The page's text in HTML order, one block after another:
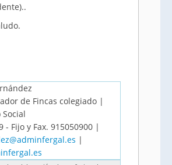
de Fincas colegiado |
- Fijo y Fax. 915050900 |
|